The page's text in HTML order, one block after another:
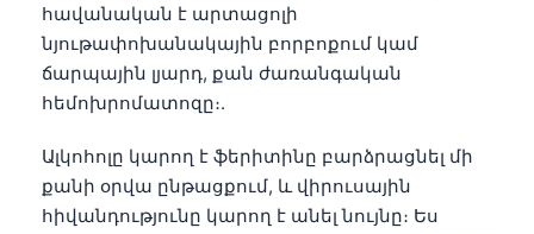
հավանական է արտացոլի
նյութափոխանակային բորբոքում կամ
ճարպային լյարդ, քան ժառանգական
հեմոխրոմատոզը։.
Ալկոհոլը կարող է ֆերիտինը բարձրացնել մի
քանի օրվա ընթացքում, և վիրուսային
հիվանդությունը կարող է անել նույնը։ Ես